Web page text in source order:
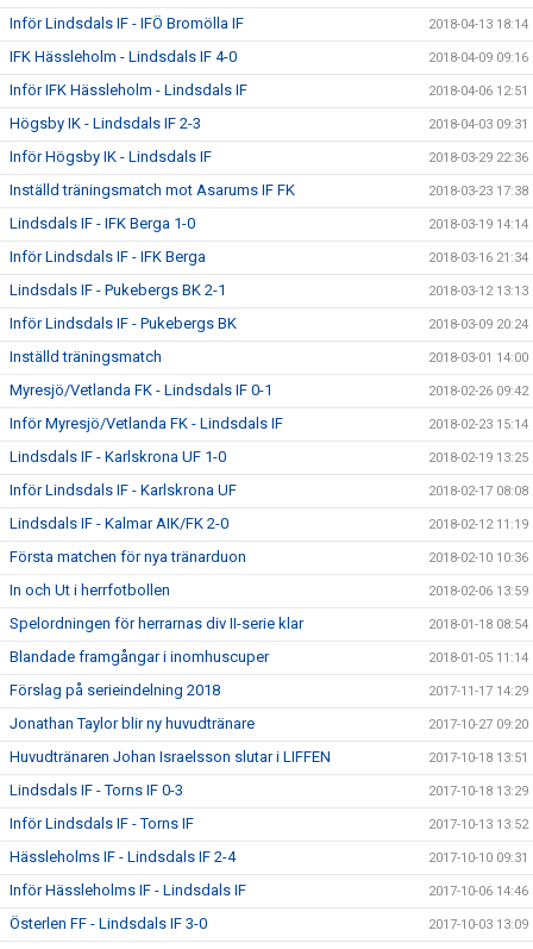
Inför Lindsdals IF - IFÖ Bromölla IF 2018-04-13 18:14
IFK Hässleholm - Lindsdals IF 4-0 2018-04-09 09:16
Inför IFK Hässleholm - Lindsdals IF 2018-04-06 12:51
Högsby IK - Lindsdals IF 2-3 2018-04-03 09:31
Inför Högsby IK - Lindsdals IF 2018-03-29 22:36
Inställd träningsmatch mot Asarums IF FK 2018-03-23 17:38
Lindsdals IF - IFK Berga 1-0 2018-03-19 14:14
Inför Lindsdals IF - IFK Berga 2018-03-16 21:34
Lindsdals IF - Pukebergs BK 2-1 2018-03-12 13:13
Inför Lindsdals IF - Pukebergs BK 2018-03-09 20:24
Inställd träningsmatch 2018-03-01 14:00
Myresjö/Vetlanda FK - Lindsdals IF 0-1 2018-02-26 09:42
Inför Myresjö/Vetlanda FK - Lindsdals IF 2018-02-23 15:14
Lindsdals IF - Karlskrona UF 1-0 2018-02-19 13:25
Inför Lindsdals IF - Karlskrona UF 2018-02-17 08:08
Lindsdals IF - Kalmar AIK/FK 2-0 2018-02-12 11:19
Första matchen för nya tränarduon 2018-02-10 10:36
In och Ut i herrfotbollen 2018-02-06 13:59
Spelordningen för herrarnas div II-serie klar 2018-01-18 08:54
Blandade framgångar i inomhuscuper 2018-01-05 11:14
Förslag på serieindelning 2018 2017-11-17 14:29
Jonathan Taylor blir ny huvudtränare 2017-10-27 09:20
Huvudtränaren Johan Israelsson slutar i LIFFEN 2017-10-18 13:51
Lindsdals IF - Torns IF 0-3 2017-10-18 13:29
Inför Lindsdals IF - Torns IF 2017-10-13 13:52
Hässleholms IF - Lindsdals IF 2-4 2017-10-10 09:31
Inför Hässleholms IF - Lindsdals IF 2017-10-06 14:46
Österlen FF - Lindsdals IF 3-0 2017-10-03 13:09